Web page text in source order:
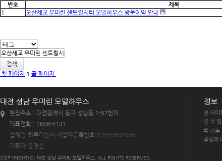
번호
제목
1
오산세교 우미린 센트럴시티 모델하우스 방문예약 안내
검색
첫 페이지 1 끝 페이지
대전 성남 우미린 모델하우스
현장주소 : 대전광역시 동구 성남동 1-97번지
대표전화 : 1666-4141
업체명:하루디앤씨 사업자등록번호:299-10-02586
대표자:윤경순
COPYRIGHT(C) 대전 성남 우미린 모델하우스. ALL RIGHTS RESERVED.
정보
본 사이
를 수
라 향후
과정에